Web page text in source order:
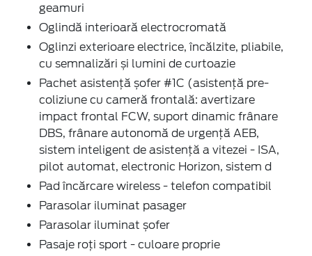
geamuri
Oglindă interioară electrocromată
Oglinzi exterioare electrice, încălzite, pliabile,
cu semnalizări și lumini de curtoazie
Pachet asistență șofer #1C (asistență pre-
coliziune cu cameră frontală: avertizare
impact frontal FCW, suport dinamic frânare
DBS, frânare autonomă de urgență AEB,
sistem inteligent de asistență a vitezei - ISA,
pilot automat, electronic Horizon, sistem d
Pad încărcare wireless - telefon compatibil
Parasolar iluminat pasager
Parasolar iluminat șofer
Pasaje roți sport - culoare proprie